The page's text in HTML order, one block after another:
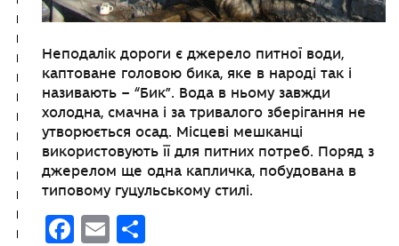
Неподалік дороги є джерело питної води,
каптоване головою бика, яке в народі так і
називають – “Бик”. Вода в ньому завжди
холодна, смачна і за тривалого зберігання не
утворюється осад. Місцеві мешканці
використовують її для питних потреб. Поряд з
джерелом ще одна капличка, побудована в
типовому гуцульському стилі.
Facebook
Email